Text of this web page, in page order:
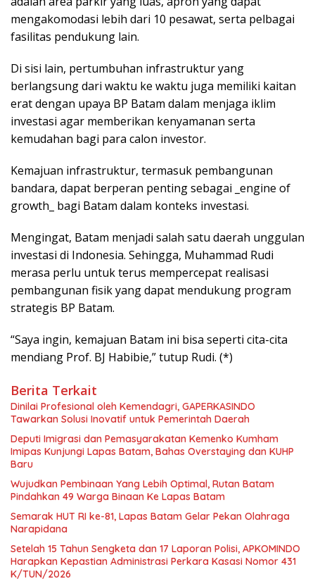
mengakomodasi lebih dari 10 pesawat, serta pelbagai
fasilitas pendukung lain.
Di sisi lain, pertumbuhan infrastruktur yang
berlangsung dari waktu ke waktu juga memiliki kaitan
erat dengan upaya BP Batam dalam menjaga iklim
investasi agar memberikan kenyamanan serta
kemudahan bagi para calon investor.
Kemajuan infrastruktur, termasuk pembangunan
bandara, dapat berperan penting sebagai _engine of
growth_ bagi Batam dalam konteks investasi.
Mengingat, Batam menjadi salah satu daerah unggulan
investasi di Indonesia. Sehingga, Muhammad Rudi
merasa perlu untuk terus mempercepat realisasi
pembangunan fisik yang dapat mendukung program
strategis BP Batam.
“Saya ingin, kemajuan Batam ini bisa seperti cita-cita
mendiang Prof. BJ Habibie,” tutup Rudi. (*)
Berita Terkait
Dinilai Profesional oleh Kemendagri, GAPERKASINDO
Tawarkan Solusi Inovatif untuk Pemerintah Daerah
Deputi Imigrasi dan Pemasyarakatan Kemenko Kumham
Imipas Kunjungi Lapas Batam, Bahas Overstaying dan KUHP
Baru
Wujudkan Pembinaan Yang Lebih Optimal, Rutan Batam
Pindahkan 49 Warga Binaan Ke Lapas Batam
Semarak HUT RI ke-81, Lapas Batam Gelar Pekan Olahraga
Narapidana
Setelah 15 Tahun Sengketa dan 17 Laporan Polisi, APKOMINDO
Harapkan Kepastian Administrasi Perkara Kasasi Nomor 431
K/TUN/2026